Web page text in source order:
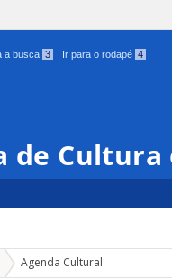
a busca 3 Ir para o rodapé 4
de
Agenda Cultural